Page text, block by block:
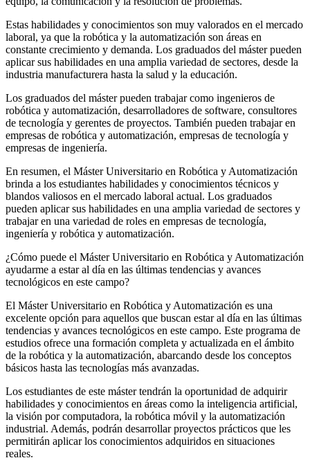
Estas habilidades y conocimientos son muy valorados en el mercado
laboral, ya que la robótica y la automatización son áreas en
constante crecimiento y demanda. Los graduados del máster pueden
aplicar sus habilidades en una amplia variedad de sectores, desde la
industria manufacturera hasta la salud y la educación.
Los graduados del máster pueden trabajar como ingenieros de
robótica y automatización, desarrolladores de software, consultores
de tecnología y gerentes de proyectos. También pueden trabajar en
empresas de robótica y automatización, empresas de tecnología y
empresas de ingeniería.
En resumen, el Máster Universitario en Robótica y Automatización
brinda a los estudiantes habilidades y conocimientos técnicos y
blandos valiosos en el mercado laboral actual. Los graduados
pueden aplicar sus habilidades en una amplia variedad de sectores y
trabajar en una variedad de roles en empresas de tecnología,
ingeniería y robótica y automatización.
¿Cómo puede el Máster Universitario en Robótica y Automatización
ayudarme a estar al día en las últimas tendencias y avances
tecnológicos en este campo?
El Máster Universitario en Robótica y Automatización es una
excelente opción para aquellos que buscan estar al día en las últimas
tendencias y avances tecnológicos en este campo. Este programa de
estudios ofrece una formación completa y actualizada en el ámbito
de la robótica y la automatización, abarcando desde los conceptos
básicos hasta las tecnologías más avanzadas.
Los estudiantes de este máster tendrán la oportunidad de adquirir
habilidades y conocimientos en áreas como la inteligencia artificial,
la visión por computadora, la robótica móvil y la automatización
industrial. Además, podrán desarrollar proyectos prácticos que les
permitirán aplicar los conocimientos adquiridos en situaciones
reales.